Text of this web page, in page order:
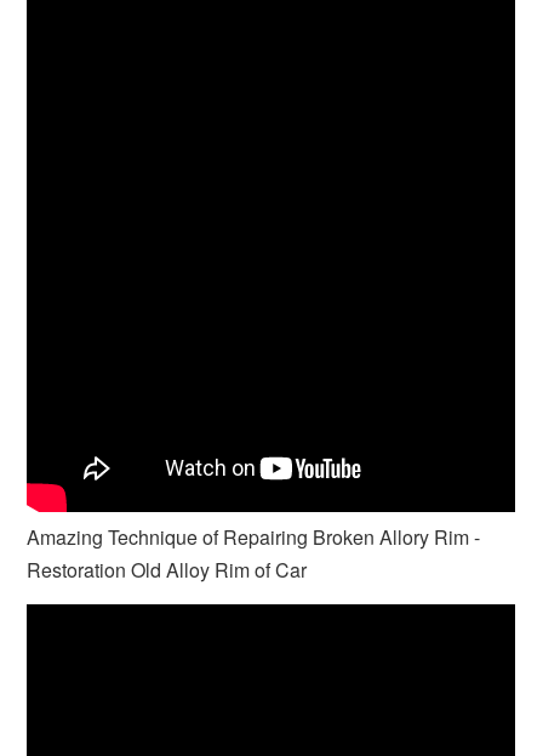
Amazing Technique of Repairing Broken Allory Rim -
Restoration Old Alloy Rim of Car